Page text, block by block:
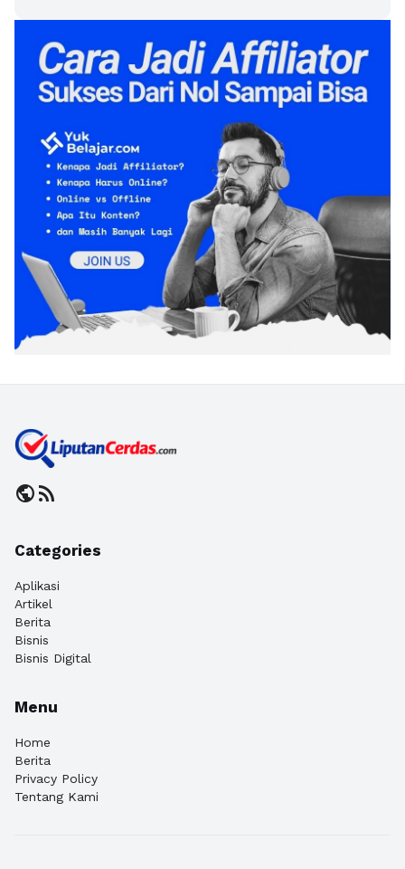
publicrss_feed
Categories
Aplikasi
Artikel
Berita
Bisnis
Bisnis Digital
Menu
Home
Berita
Privacy Policy
Tentang Kami